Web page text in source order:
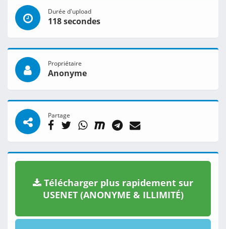
Durée d'upload
118 secondes
Propriétaire
Anonyme
Partage
Télécharger plus rapidement sur
USENET (ANONYME & ILLIMITÉ)